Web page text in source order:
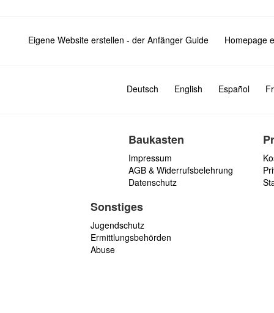
Eigene Website erstellen - der Anfänger Guide Homepage
Deutsch English Español
Baukasten
Impressum
AGB & Widerrufsbelehrung
Datenschutz
Sonstiges
Jugendschutz
Ermittlungsbehörden
Abuse